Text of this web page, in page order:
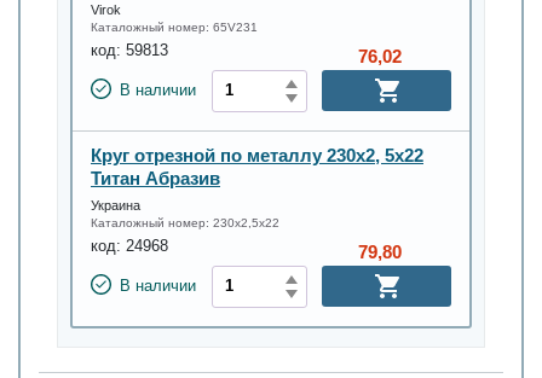
Virok
Каталожный номер: 65V231
код: 59813
В наличии
76,02
Круг отрезной по металлу 230х2, 5х22
Титан Абразив
Украина
Каталожный номер: 230х2,5х22
код: 24968
В наличии
79,80